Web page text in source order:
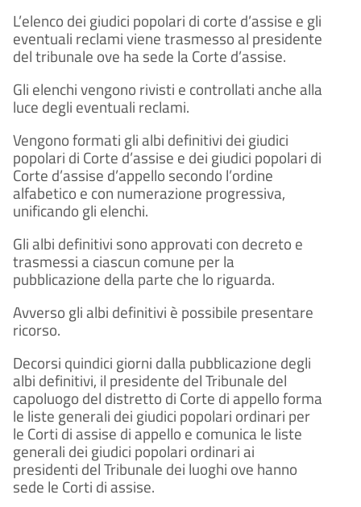
L’elenco dei giudici popolari di corte d’assise e gli
eventuali reclami viene trasmesso al presidente
del tribunale ove ha sede la Corte d’assise.
Gli elenchi vengono rivisti e controllati anche alla
luce degli eventuali reclami.
Vengono formati gli albi definitivi dei giudici
popolari di Corte d’assise e dei giudici popolari di
Corte d’assise d’appello secondo l’ordine
alfabetico e con numerazione progressiva,
unificando gli elenchi.
Gli albi definitivi sono approvati con decreto e
trasmessi a ciascun comune per la
pubblicazione della parte che lo riguarda.
Avverso gli albi definitivi è possibile presentare
ricorso.
Decorsi quindici giorni dalla pubblicazione degli
albi definitivi, il presidente del Tribunale del
capoluogo del distretto di Corte di appello forma
le liste generali dei giudici popolari ordinari per
le Corti di assise di appello e comunica le liste
generali dei giudici popolari ordinari ai
presidenti del Tribunale dei luoghi ove hanno
sede le Corti di assise.